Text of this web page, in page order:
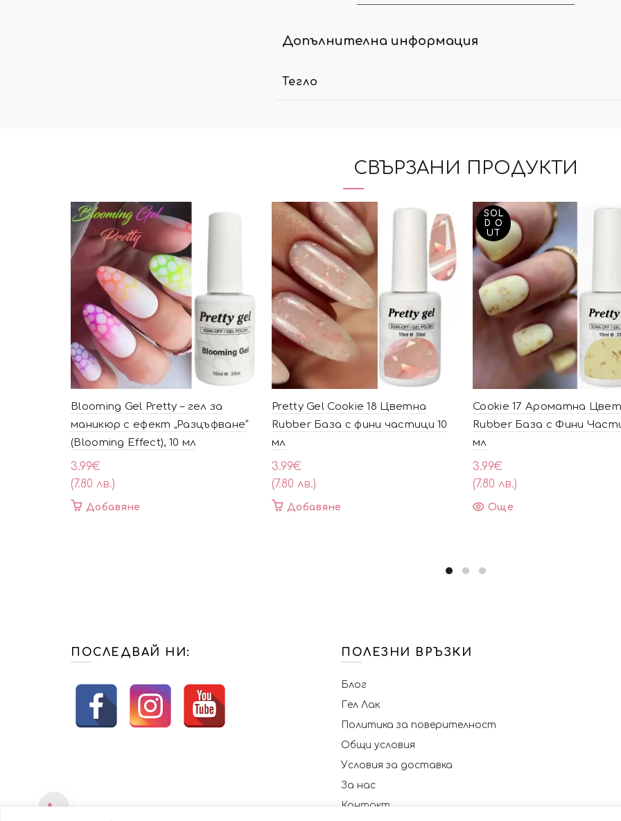
Допълнителна информация
Тегло
СВЪРЗАНИ ПРОДУКТИ
Blooming Gel Pretty – гел за
маникюр с ефект „Разцъфване“
(Blooming Effect), 10 мл
3.99€
(7.80 лв.)
Добавяне
Pretty Gel Cookie 18 Цветна
Rubber База с фини частици 10
мл
3.99€
(7.80 лв.)
Добавяне
SOL
D O
UT
Cookie 17 Ароматна
Rubber База с Фини
мл
3.99€
(7.80 лв.)
Още
ПОСЛЕДВАЙ НИ: ПОЛЕЗНИ ВРЪЗКИ
Блог
Гел Лак
Политика за поверителност
Общи условия
Условия за доставка
За нас
Контакт